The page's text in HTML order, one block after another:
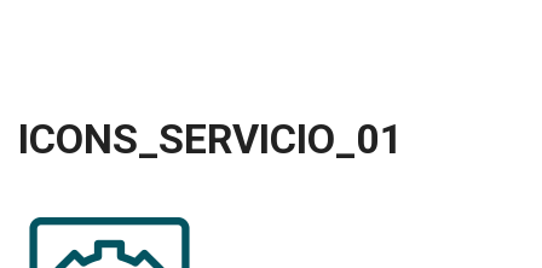
ICONS_SERVICIO_01